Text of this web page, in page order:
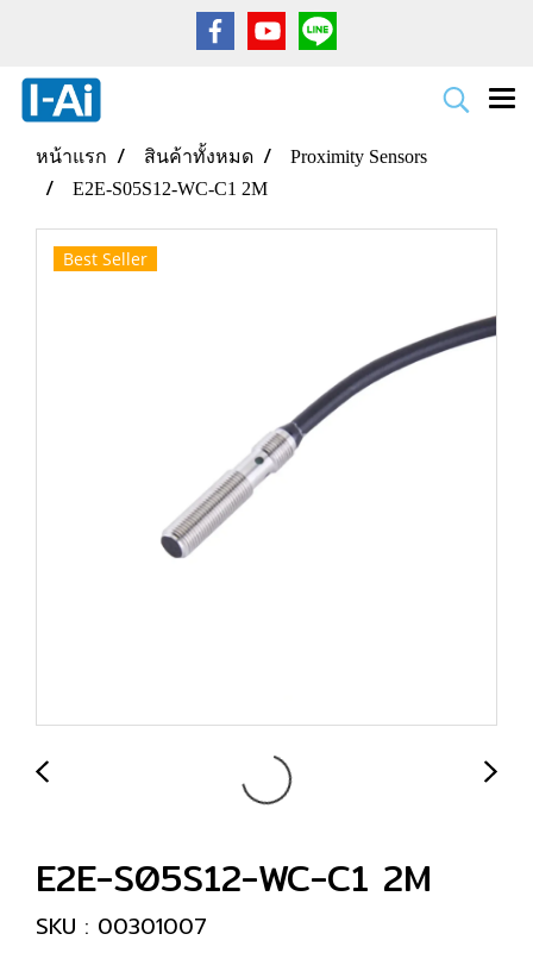
หน้าแรก สินค้าทั้งหมด
Proximity Sensors
E2E-S05S12-WC-C1 2M
Best Seller
E2E-S05S12-WC-C1 2M
SKU : 00301007